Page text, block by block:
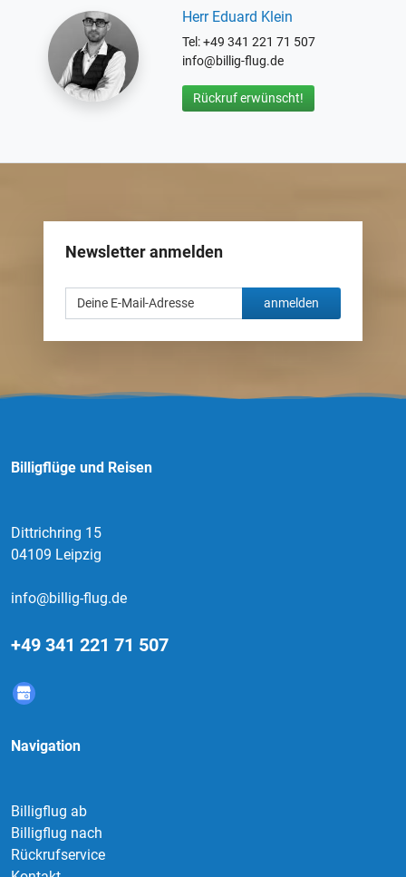
Herr Eduard Klein
Tel: +49 341 221 71 507
info@billig-flug.de
Rückruf erwünscht!
Newsletter anmelden
anmelden
Billigflüge und Reisen
Dittrichring 15
04109 Leipzig
info@billig-flug.de
+49 341 221 71 507
Navigation
Billigflug ab
Billigflug nach
Rückrufservice